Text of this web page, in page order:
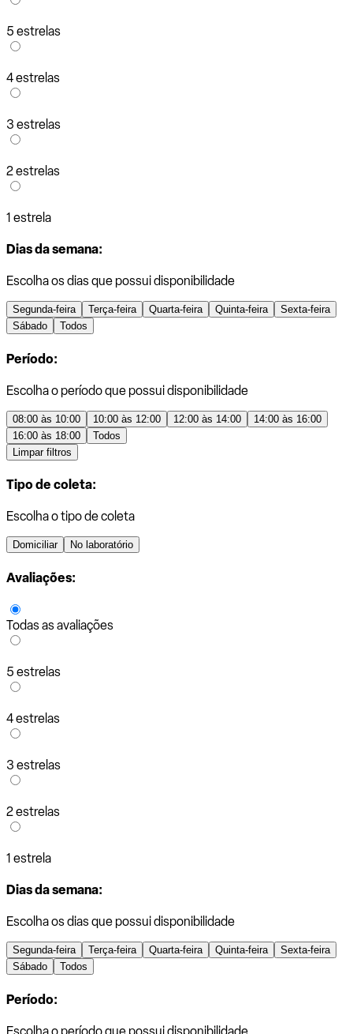
5 estrelas
4 estrelas
3 estrelas
2 estrelas
1 estrela
Dias da semana:
Escolha os dias que possui disponibilidade
Segunda-feira Terça-feira Quarta-feira Quinta-feira
Sexta-feira
Sábado
Todos
Período:
Escolha o período que possui disponibilidade
08:00 às 10:00 10:00 às 12:00 12:00 às 14:00
14:00 às 16:00
16:00 às 18:00
Todos
Limpar filtros
Tipo de coleta:
Escolha o tipo de coleta
Domiciliar No laboratório
Avaliações:
Todas as avaliações
5 estrelas
4 estrelas
3 estrelas
2 estrelas
1 estrela
Dias da semana:
Escolha os dias que possui disponibilidade
Segunda-feira Terça-feira Quarta-feira Quinta-feira
Sexta-feira
Sábado
Todos
Período: